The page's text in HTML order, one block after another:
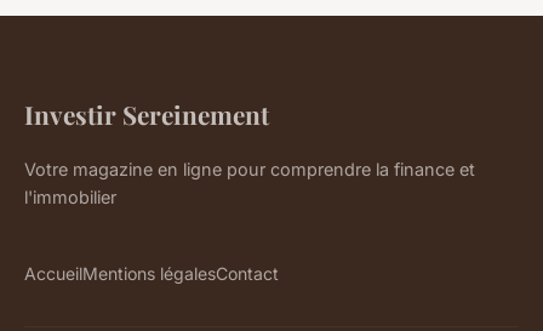
Investir Sereinement
Votre magazine en ligne pour comprendre la finance et
l'immobilier
AccueilMentions légalesContact